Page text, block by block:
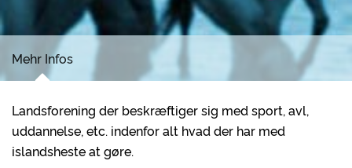
Mehr Infos
Landsforening der beskræftiger sig med sport, avl,
uddannelse, etc. indenfor alt hvad der har med
islandsheste at gøre.